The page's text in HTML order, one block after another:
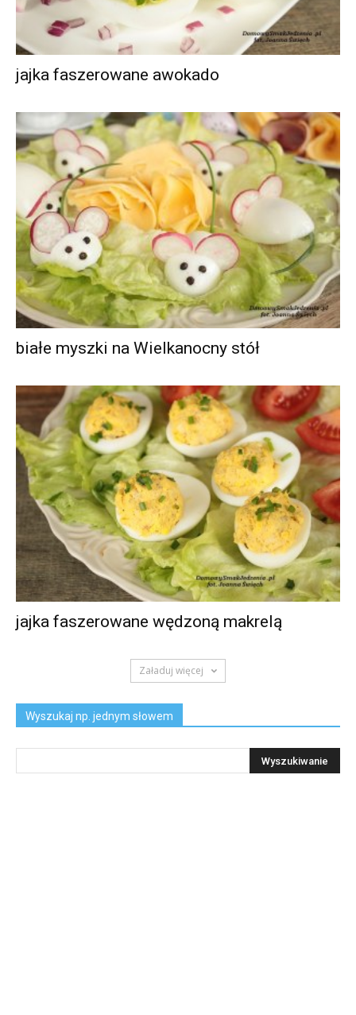
jajka faszerowane awokado
białe myszki na Wielkanocny stół
jajka faszerowane wędzoną makrelą
Załaduj więcej
Wyszukaj np. jednym słowem